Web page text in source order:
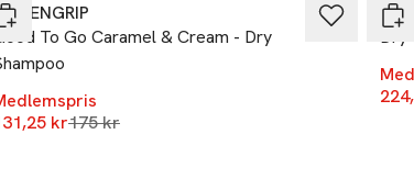
To Go Caramel & Cream - Dry
krLägsta pris 30 dagar
175 kr
Dry